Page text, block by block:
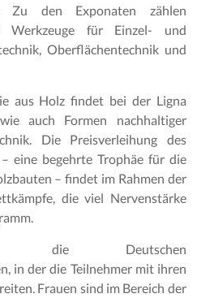
Zu den Exponaten zählen
Werkzeuge für Einzel- und
Oberflächentechnik und
aus Holz findet bei der Ligna
auch Formen nachhaltiger
Die Preisverleihung des
eine begehrte Trophäe für die
– findet im Rahmen der
die viel Nervenstärke
die Deutschen
in der die Teilnehmer mit ihren
Frauen sind im Bereich der